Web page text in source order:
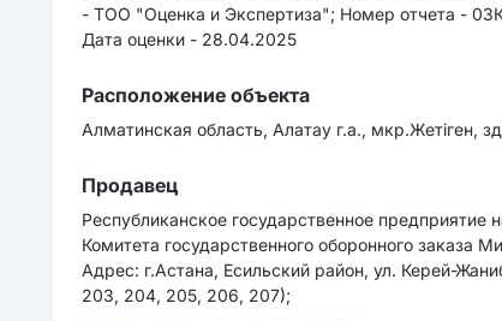
- ТОО "Оценка и Экспертиза"; Номер отчета -
Дата оценки - 28.04.2025
Расположение объекта
Алматинская область, Алатау г.а., мкр.Жетіген,
Продавец
Республиканское государственное предприятие
Комитета государственного оборонного
Адрес: г.Астана, Есильский район, ул. Керей-
203, 204, 205, 206, 207);